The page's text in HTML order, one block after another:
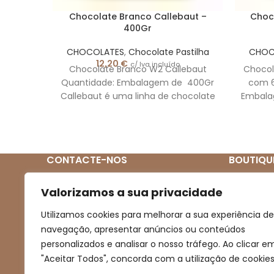
Valorizamos a sua privacidade
Utilizamos cookies para melhorar a sua experiência de
navegação, apresentar anúncios ou conteúdos
personalizados e analisar o nosso tráfego. Ao clicar
"Aceitar Todos", concorda com a utilização de
Chocolate Branco Callebaut –
400Gr
CHOCOLATES, Chocolate Pastilha
12,20€ c/ Iva incluído
Chocolate Branco W2 Callebaut
Quantidade: Embalagem de 400Gr
Callebaut é uma linha de chocolate
e equilibrado. Perfeito para
elaboração de todo o tipo de
trabalhos de confeitaria e
chocolataria, como: Bombons,
coberturas, recheios, mousses,
gelados, entre outros.
com
fatores
Ideal
CONTACTE-NOS
(+351) 939 272 831
boutiqueartesanal2013@gmail.com
Novidades
Contactos